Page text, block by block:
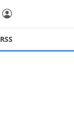
RSS